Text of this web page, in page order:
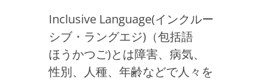
Inclusive Language(インクルー
シブ・ラングエジ)（包括語
ほうかつご)とは障害、病気、
性別、人種、年齢などで人々を